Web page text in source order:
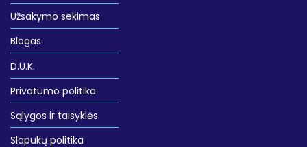
Užsakymo sekimas
Blogas
D.U.K.
Privatumo politika
Sąlygos ir taisyklės
Slapukų politika